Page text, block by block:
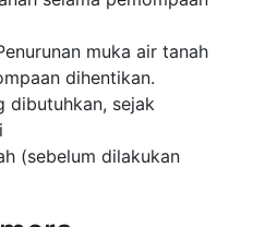
muka air tanah
dihentikan.
dibutuhkan, sejak
(sebelum dilakukan